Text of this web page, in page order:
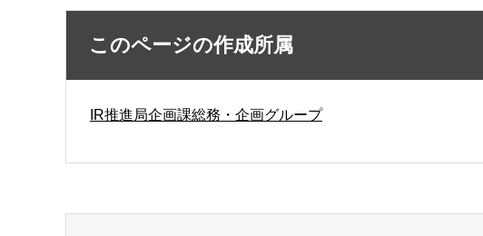
このページの作成所属
IR推進局企画課総務・企画グループ